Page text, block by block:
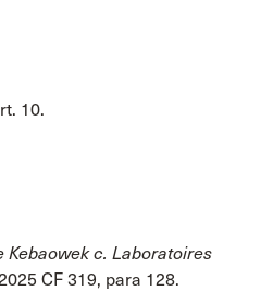
10.
Kebaowek c. Laboratoires
CF 319, para 128.